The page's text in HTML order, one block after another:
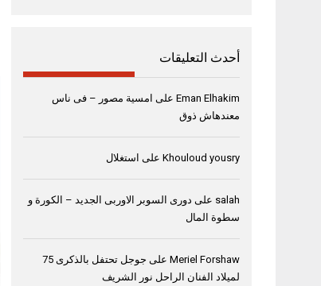
أحدث التعليقات
Eman Elhakim على امسية مصور – فى ناس
معندهاش ذوق
Khouloud yousry على استغلال
salah على دورى السوبر الاوربى الجديد – الكورة و
سطوة المال
Meriel Forshaw على
جوجل تحتفل بالذكرى 75
لميلاد الفنان الراحل نور الشريف